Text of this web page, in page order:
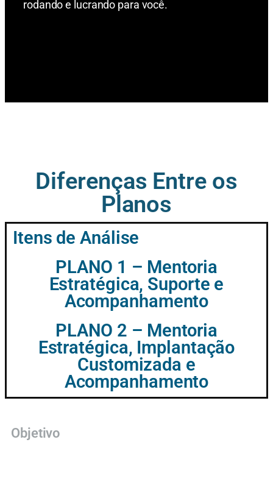
rodando e lucrando para você.
Diferenças Entre os
Planos
Itens de Análise
PLANO 1 – Mentoria
Estratégica, Suporte e
Acompanhamento
PLANO 2 – Mentoria
Estratégica, Implantação
Customizada e
Acompanhamento
Objetivo